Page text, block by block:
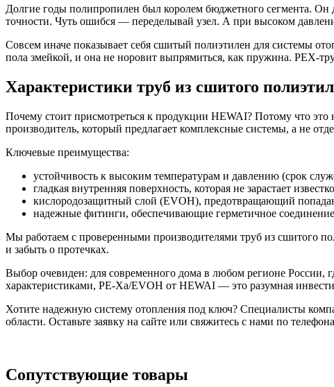
Долгие годы полипропилен был королем бюджетного сегмента.
точности. Чуть ошибся — переделывай узел. А при высоком
Совсем иначе показывает себя сшитый полиэтилен для системы
пола змейкой, и она не норовит выпрямиться, как пружина. PEX-
Характеристики труб из сшитого
Почему стоит присмотреться к продукции HEWAI? Потому что
производитель, который предлагает комплексные системы, а не
Ключевые преимущества:
устойчивость к высоким температурам и давлению (срок
гладкая внутренняя поверхность, которая не зарастает
кислородозащитный слой (EVOH), предотвращающий
надежные фитинги, обеспечивающие герметичное
Мы работаем с проверенными производителями труб из сшитого
и забыть о протечках.
Выбор очевиден: для современного дома в любом регионе России,
характеристиками, PE-Xа/EVOH от HEWAI — это разумная
Хотите надежную систему отопления под ключ? Специалисты
области. Оставьте заявку на сайте или свяжитесь с нами по
Сопутствующие товары